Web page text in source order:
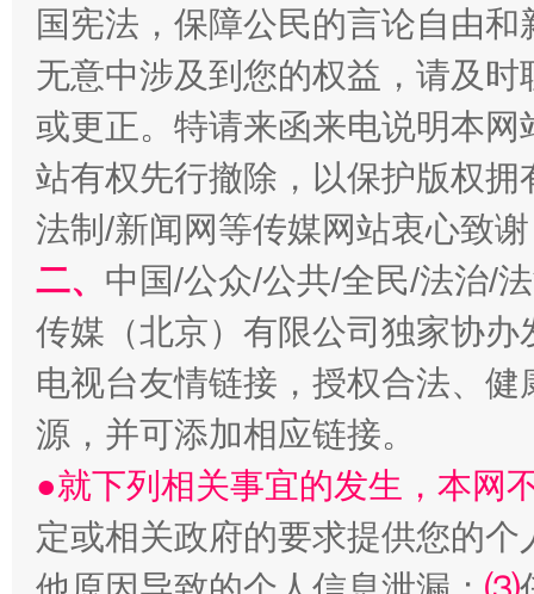
习近平的博鳌关键词
魏明亮
生
国宪法，保障公民的言论自由
无意中涉及到您的权益，请及
或更正。特请来函来电说明本
站有权先行撤除，以保护版权
法制/新闻网等传媒网站衷心致
二、 中国/公众/公共/全民/法治/
传媒（北京）有限公司独家协
电视台友情链接，授权合法、
源，并可添加相应链接。
●就下列相关事宜的发生，本网
定或相关政府的要求提供您的个